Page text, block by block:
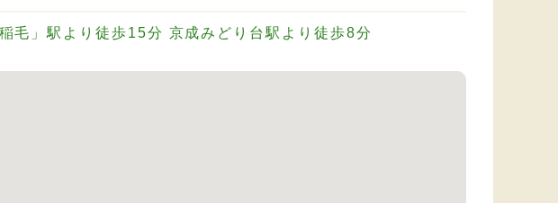
毛」駅より徒歩15分 京成みどり台駅より徒歩8分